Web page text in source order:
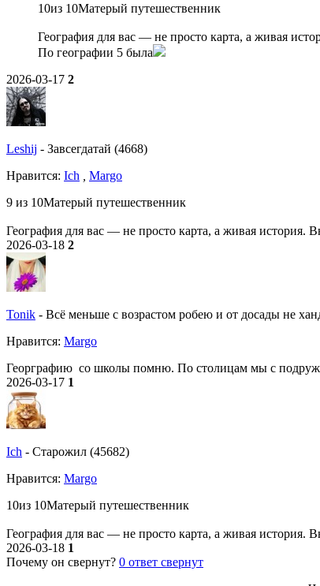
10из 10Матерый путешественник
География для вас — не просто карта, а живая
По географии 5 была
2026-03-17 2
Leshij - Завсегдатай (4668)
Нравитcя: Ich
Margo
9 из 10Матерый путешественник
География для вас — не просто карта, а живая история.
2026-03-18 2
Tonik - Всё меньше с возрастом робею и от досады не
Нравитcя: Margo
Георграфию со школы помню. По столицам мы с
2026-03-17 1
Ich - Старожил (45682)
Нравитcя: Margo
10из 10Матерый путешественник
География для вас — не просто карта, а живая история.
2026-03-18 1
Почему он свернут? 0 ответ свернут